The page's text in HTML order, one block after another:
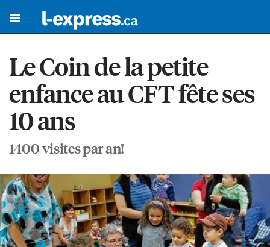
Le Coin de la petite
enfance au CFT fête ses
10 ans
1400 visites par an!